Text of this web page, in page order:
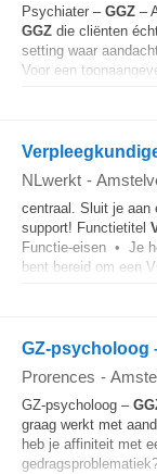
Psychiater – GGZ –
GGZ die cliënten
setting waar
Voor een
NLwerkt -
centraal. Sluit je aan
support! Functietitel
Functie-eisen • Je
bent bereid om een
GZ-psycholoog
Prorences -
GZ-psycholoog –
graag werkt met
heb je affiniteit met